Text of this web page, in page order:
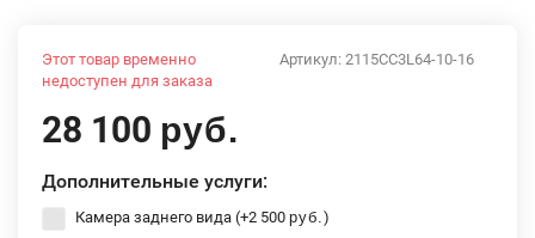
Артикул: 2115CC3L64-10-16
Этот товар временно
недоступен для заказа
28 100 руб.
Дополнительные услуги:
Камера заднего вида (+2 500 руб. )